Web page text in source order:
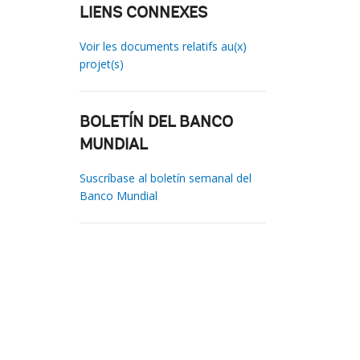
LIENS CONNEXES
Voir les documents relatifs au(x)
projet(s)
BOLETÍN DEL BANCO
MUNDIAL
Suscríbase al boletín semanal del
Banco Mundial